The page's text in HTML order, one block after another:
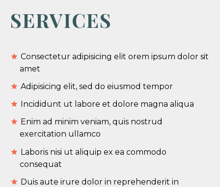
SERVICES
Consectetur adipisicing elit orem ipsum dolor sit
amet
Adipisicing elit, sed do eiusmod tempor
Incididunt ut labore et dolore magna aliqua
Enim ad minim veniam, quis nostrud
exercitation ullamco
Laboris nisi ut aliquip ex ea commodo
consequat
Duis aute irure dolor in reprehenderit in